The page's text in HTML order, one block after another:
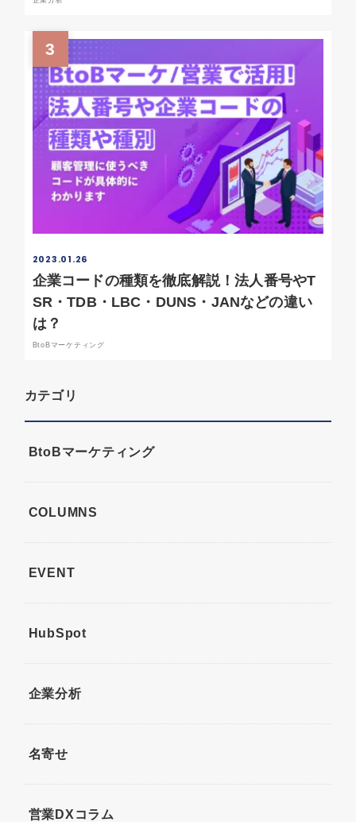
3
2023.01.26
企業コードの種類を徹底解説！法人番号やT
SR・TDB・LBC・DUNS・JANなどの違い
は？
BtoBマーケティング
カテゴリ
BtoBマーケティング
COLUMNS
EVENT
HubSpot
企業分析
名寄せ
営業DXコラム